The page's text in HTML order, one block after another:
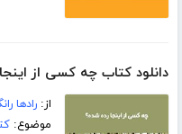
دانلود کتاب چه کسی از
از:رادها
موضوع: